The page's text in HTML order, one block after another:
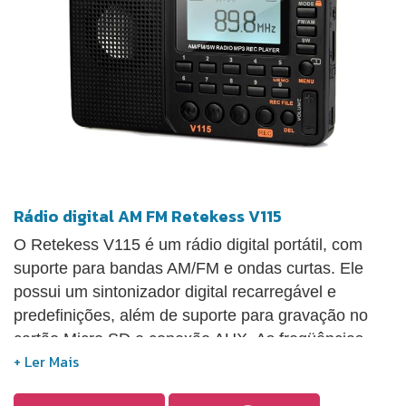
Rádio digital AM FM Retekess V115
O Retekess V115 é um rádio digital portátil, com
suporte para bandas AM/FM e ondas curtas. Ele
possui um sintonizador digital recarregável e
predefinições, além de suporte para gravação no
cartão Micro SD e conexão AUX. As freqüências
suportadas incluem FM 87-108 MHz, AM 520-